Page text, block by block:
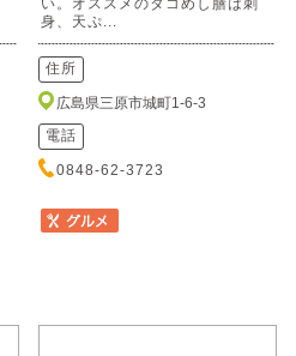
い。オススメのタコめし膳は刺
身、天ぷ...
住所
広島県三原市城町1-6-3
電話
0848-62-3723